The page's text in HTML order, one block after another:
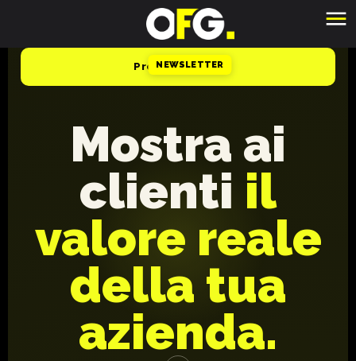
Prenota la call
Mostra ai
clienti il
valore reale
della tua
azienda.
NEWSLETTER